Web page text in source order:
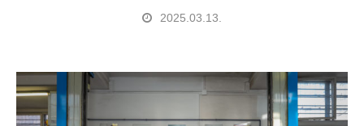
2025.03.13.